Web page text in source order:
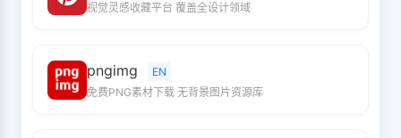
视觉灵感收藏平台 覆盖全设计领域
pngimg
EN
免费PNG素材下载 无背景图片资源库